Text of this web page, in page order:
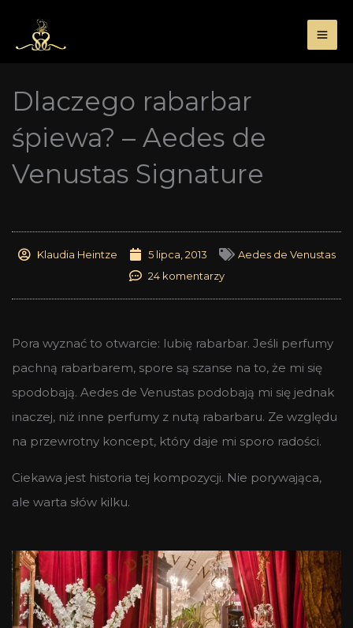
treści
Dlaczego rabarbar
śpiewa? – Aedes de
Venustas Signature
Klaudia Heintze 5 lipca, 2013
Aedes de Venustas
24 komentarzy
Pora wyznać to otwarcie: lubię rabarbar. Jeśli perfumy
pachną rabarbarem, spore są szanse na to, że mi się
spodobają. Aedes de Venustas podobają mi się jednak
inaczej, niż inne perfumy z nutą rabarbaru. Ze względu
na przewrotny koncept, który daje mi sporo radości.
Ciekawa jest historia tej kompozycji. Nie porywająca,
ale warta słów kilku.